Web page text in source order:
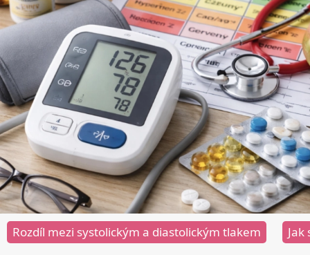
Rozdíl mezi systolickým a diastolickým tlakem